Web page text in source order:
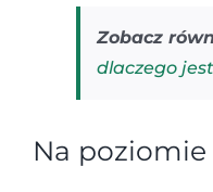
Zobacz
dlaczego
Na